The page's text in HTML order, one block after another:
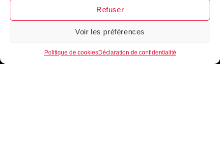
Refuser
Voir les préférences
Politique de cookiesDéclaration de confidentialité